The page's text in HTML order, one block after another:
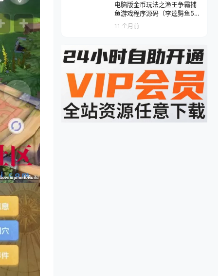
跨服-GM运营后台-多功能GM
授权后台-开放跨服-运营后台-
安卓版本
电脑版金币玩法之渔王争霸捕
鱼游戏程序源码（李逵劈鱼51
6原版）
11 个月前